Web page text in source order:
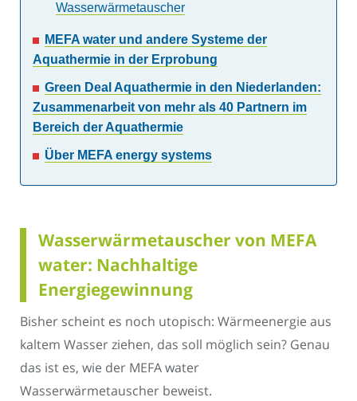
Wasserwärmetauscher
MEFA water und andere Systeme der
Aquathermie in der Erprobung
Green Deal Aquathermie in den Niederlanden:
Zusammenarbeit von mehr als 40 Partnern im
Bereich der Aquathermie
Über MEFA energy systems
Wasserwärmetauscher von MEFA
water: Nachhaltige
Energiegewinnung
Bisher scheint es noch utopisch: Wärmeenergie aus
kaltem Wasser ziehen, das soll möglich sein? Genau
das ist es, wie der MEFA water
Wasserwärmetauscher beweist.